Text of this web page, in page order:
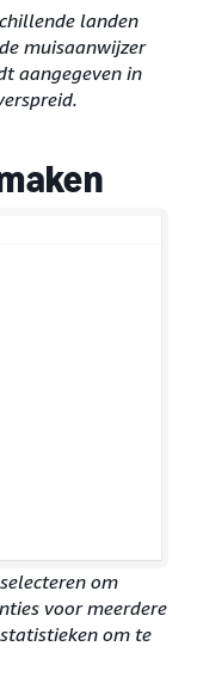
landen
muisaanwijzer
aangegeven in
om
voor meerdere
om te